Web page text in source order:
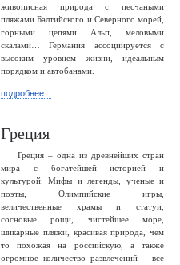
живописная природа с песчаными
пляжами Балтийского и Северного морей,
горными цепями Альп, меловыми
скалами… Германия ассоциируется с
высоким уровнем жизни, идеальным
порядком и автобанами.
подробнее...
Греция
Греция – одна из древнейших стран
мира с богатейшей историей и
культурой. Мифы и легенды, ученые и
поэты, Олимпийские игры,
величественные храмы и статуи,
сосновые рощи, чистейшее море,
шикарные пляжи, красивая природа, чем
то похожая на российскую, а также
огромное количество развлечений – все